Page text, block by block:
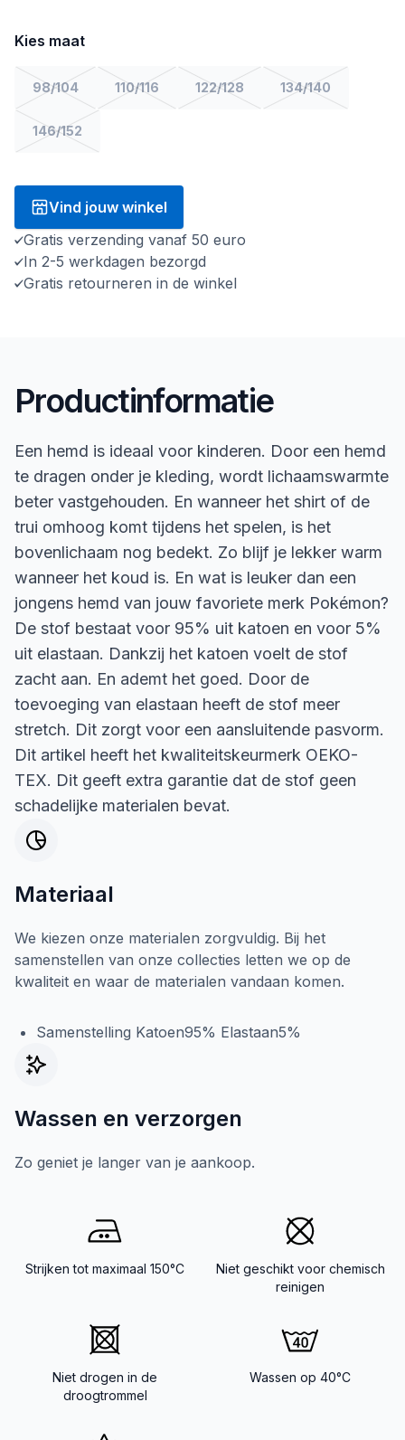
Kies maat
98/104 110/116 122/128 134/140
146/152
Vind jouw winkel
Gratis verzending vanaf 50 euro
In 2-5 werkdagen bezorgd
Gratis retourneren in de winkel
Productinformatie
Een hemd is ideaal voor kinderen. Door een hemd
te dragen onder je kleding, wordt lichaamswarmte
beter vastgehouden. En wanneer het shirt of de
trui omhoog komt tijdens het spelen, is het
bovenlichaam nog bedekt. Zo blijf je lekker warm
wanneer het koud is. En wat is leuker dan een
jongens hemd van jouw favoriete merk Pokémon?
De stof bestaat voor 95% uit katoen en voor 5%
uit elastaan. Dankzij het katoen voelt de stof
zacht aan. En ademt het goed. Door de
toevoeging van elastaan heeft de stof meer
stretch. Dit zorgt voor een aansluitende pasvorm.
Dit artikel heeft het kwaliteitskeurmerk OEKO-
TEX. Dit geeft extra garantie dat de stof geen
schadelijke materialen bevat.
Materiaal
We kiezen onze materialen zorgvuldig. Bij het
samenstellen van onze collecties letten we op de
kwaliteit en waar de materialen vandaan komen.
Samenstelling Katoen95% Elastaan5%
Wassen en verzorgen
Zo geniet je langer van je aankoop.
Strijken tot maximaal 150°C
Niet geschikt voor chemisch
reinigen
Niet drogen in de
droogtrommel
Wassen op 40°C